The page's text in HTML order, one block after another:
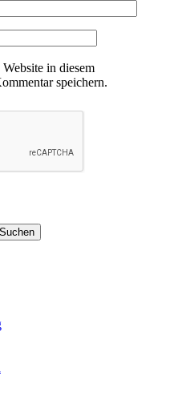
in diesem
speichern.